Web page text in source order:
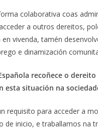
colaborativa coas
a outros dereitos,
en vivenda, tamén
e dinamización
recoñece o
esta situación na
requisito para acceder a
de inicio, e traballamos na